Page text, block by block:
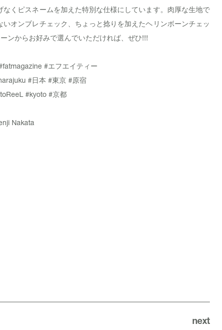
なくピスネームを加えた特別な仕様にしています。肉厚な生地で
いオンブレチェック、ちょっと捻りを加えたヘリンボーンチェッ
ンからお好みで選んでいただければ、ぜひ!!!
#エフエイティー
#日本 #東京 #原宿
#kyoto #京都
Nakata
next